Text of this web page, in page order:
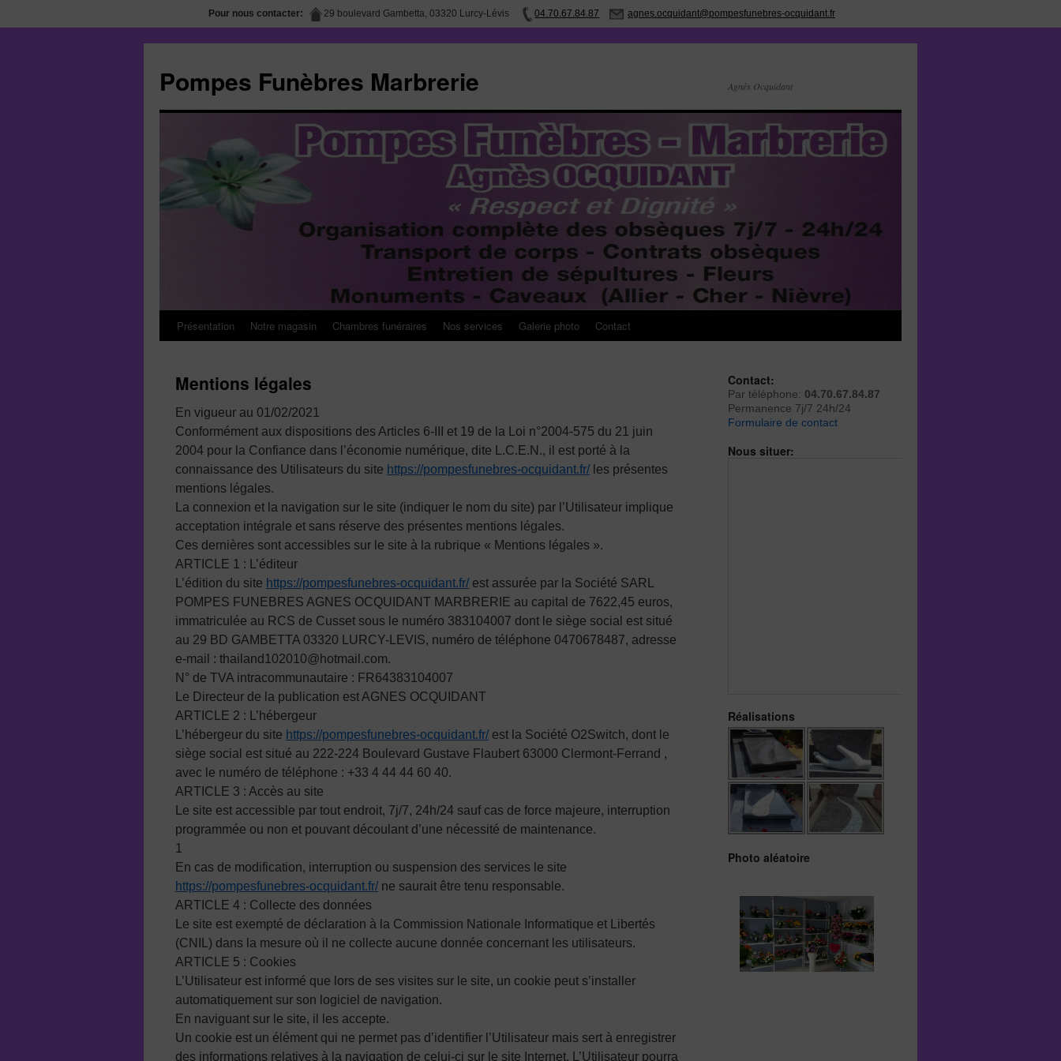
Pour nous contacter: 29 boulevard Gambetta, 03320 Lurcy-Lévis 04.70.67.84.87 agnes.ocquidant@pompesfunebres-ocquidant.fr
Pompes Funèbres Marbrerie Agnès Ocquidant
Aller
contenu
Présentation Notre magasin Chambres funéraires Nos services Galerie photo Contact
Mentions légales
En vigueur au 01/02/2021
Conformément aux dispositions des Articles 6-III et 19 de la Loi n°2004-575 du 21 juin
2004 pour la Confiance dans l’économie numérique, dite L.C.E.N., il est porté à la
connaissance des Utilisateurs du site https://pompesfunebres-ocquidant.fr/les présentes
mentions légales.
La connexion et la navigation sur le site (indiquer le nom du site) par l’Utilisateur implique
acceptation intégrale et sans réserve des présentes mentions légales.
Ces dernières sont accessibles sur le site à la rubrique « Mentions légales ».
ARTICLE 1 : L’éditeur
L’édition du site https://pompesfunebres-ocquidant.fr/est assurée par la Société SARL
POMPES FUNEBRES AGNES OCQUIDANT MARBRERIE au capital de 7622,45 euros,
immatriculée au RCS de Cusset sous le numéro 383104007 dont le siège social est situé
au 29 BD GAMBETTA 03320 LURCY-LEVIS, numéro de téléphone 0470678487, adresse
e-mail : thailand102010@hotmail.com.
N° de TVA intracommunautaire : FR64383104007
Le Directeur de la publication est AGNES OCQUIDANT
ARTICLE 2 : L’hébergeur
L’hébergeur du site https://pompesfunebres-ocquidant.fr/est la Société O2Switch, dont le
siège social est situé au 222-224 Boulevard Gustave Flaubert 63000 Clermont-Ferrand ,
avec le numéro de téléphone : +33 4 44 44 60 40.
ARTICLE 3 : Accès au site
Le site est accessible par tout endroit, 7j/7, 24h/24 sauf cas de force majeure, interruption
programmée ou non et pouvant découlant d’une nécessité de maintenance.
1
En cas de modification, interruption ou suspension des services le site
https://pompesfunebres-ocquidant.fr/ne saurait être tenu responsable.
ARTICLE 4 : Collecte des données
Le site est exempté de déclaration à la Commission Nationale Informatique et Libertés
(CNIL) dans la mesure où il ne collecte aucune donnée concernant les utilisateurs.
ARTICLE 5 : Cookies
L’Utilisateur est informé que lors de ses visites sur le site, un cookie peut s’installer
automatiquement sur son logiciel de navigation.
En naviguant sur le site, il les accepte.
Un cookie est un élément qui ne permet pas d’identifier l’Utilisateur mais sert à enregistrer
des informations relatives à la navigation de celui-ci sur le site Internet. L’Utilisateur pourra
Contact:
Par téléphone: 04.70.67.84.87
Permanence 7j/7 24h/24
Formulaire de contact
Nous situer:
Réalisations
Photo aléatoire